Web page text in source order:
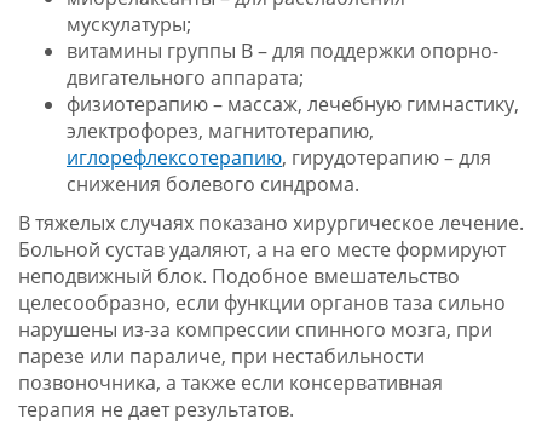
мускулатуры;
витамины группы В – для поддержки опорно-
двигательного аппарата;
физиотерапию – массаж, лечебную гимнастику,
электрофорез, магнитотерапию,
иглорефлексотерапию, гирудотерапию – для
снижения болевого синдрома.
В тяжелых случаях показано хирургическое лечение.
Больной сустав удаляют, а на его месте формируют
неподвижный блок. Подобное вмешательство
целесообразно, если функции органов таза сильно
нарушены из-за компрессии спинного мозга, при
парезе или параличе, при нестабильности
позвоночника, а также если консервативная
терапия не дает результатов.